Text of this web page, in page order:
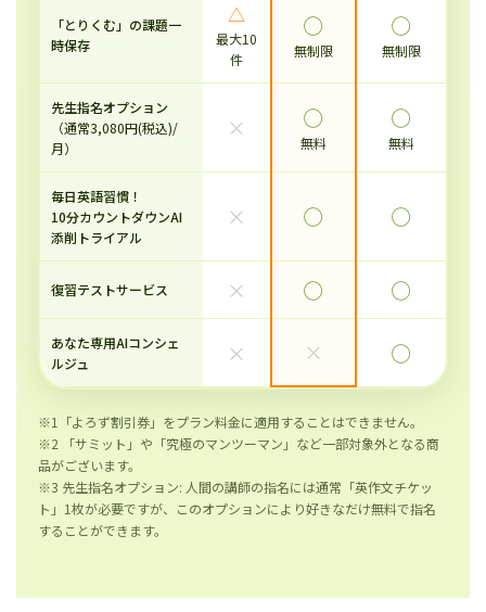
「とりくむ」の課題一
時保存
△
最大10
件
◯
無制限
◯
無制限
先生指名オプション
（通常3,080円(税込)/
月）
× ◯
無料
◯
無料
毎日英語習慣！
10分カウントダウンAI
添削トライアル
× ◯ ◯
復習テストサービス × ◯ ◯
あなた専用AIコンシェ
ルジュ
× × ◯
※1「よろず割引券」をプラン料金に適用することはできません。
※2 「サミット」や「究極のマンツーマン」など一部対象外となる商
品がございます。
※3 先生指名オプション: 人間の講師の指名には通常「英作文チケッ
ト」1枚が必要ですが、このオプションにより好きなだけ無料で指名
することができます。